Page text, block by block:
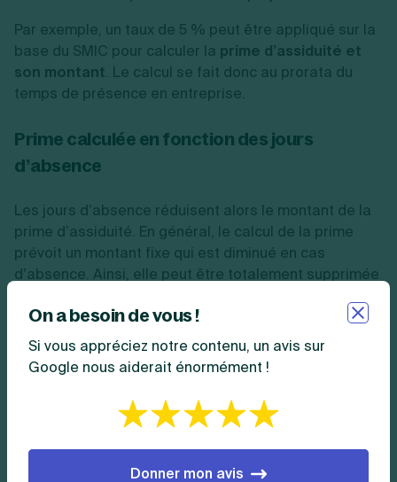
Par exemple, un taux de 5 % peut être appliqué sur la
base du SMIC pour calculer la prime d’assiduité et
son montant. Le calcul se fait donc au prorata du
temps de présence en entreprise.
Prime calculée en fonction des jours
d’absence
Les jours d’absence réduisent alors le montant de la
prime d’assiduité. En général, le calcul de la prime
prévoit un montant fixe qui est diminué en cas
d’absence. Ainsi, elle peut être totalement supprimée
Par exemple, une prime de 200 € peut être octroyée
chaque mois. Un salarié qui est absent 5 jours, verra
cette prime passer à 100 €. S’il s’absente 10 jours,
elle sera supprimée. Ce
mode de calcul
moins les employés pour les absences brèves, par
On a besoin de vous !
Si vous appréciez notre contenu, un avis sur
Google nous aiderait énormément !
Donner mon avis